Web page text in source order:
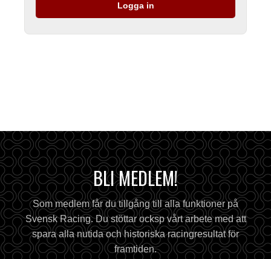
Logga in
BLI MEDLEM!
Som medlem får du tillgång till alla funktioner på
Svensk Racing. Du stöttar ocksp vårt arbete med att
spara alla nutida och historiska racingresultat för
framtiden.